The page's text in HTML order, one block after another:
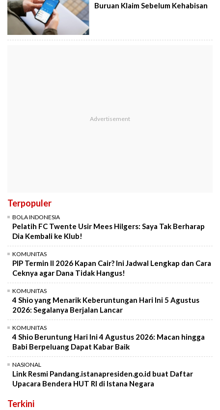
Buruan Klaim Sebelum Kehabisan
Terpopuler
BOLA INDONESIA
Pelatih FC Twente Usir Mees Hilgers: Saya Tak Berharap
Dia Kembali ke Klub!
KOMUNITAS
PIP Termin II 2026 Kapan Cair? Ini Jadwal Lengkap dan Cara
Ceknya agar Dana Tidak Hangus!
KOMUNITAS
4 Shio yang Menarik Keberuntungan Hari Ini 5 Agustus
2026: Segalanya Berjalan Lancar
KOMUNITAS
4 Shio Beruntung Hari Ini 4 Agustus 2026: Macan hingga
Babi Berpeluang Dapat Kabar Baik
NASIONAL
Link Resmi Pandang.istanapresiden.go.id buat Daftar
Upacara Bendera HUT RI di Istana Negara
Terkini